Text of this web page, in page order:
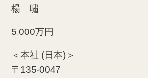
楊 嘯
5,000万円
＜本社 (日本)＞
〒135-0047